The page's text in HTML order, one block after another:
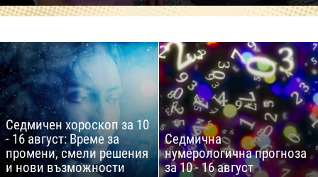
Седмичен хороскоп за 10
- 16 август: Време за
промени, смели решения
и нови възможности
Седмична
нумерологична прогноза
за 10 - 16 август